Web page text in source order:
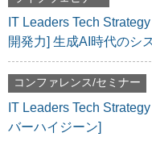
IT Leaders Tech
開発力] 生成AI時代のシ
コンファレンス/セミナー
IT Leaders Tech
バーハイジーン]